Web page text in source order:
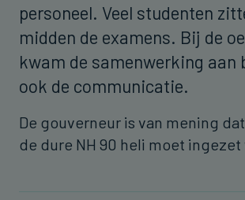
personeel. Veel studenten
midden de examens. Bij de
kwam de samenwerking aan
ook de communicatie.
De gouverneur is van mening
de dure NH 90 heli moet